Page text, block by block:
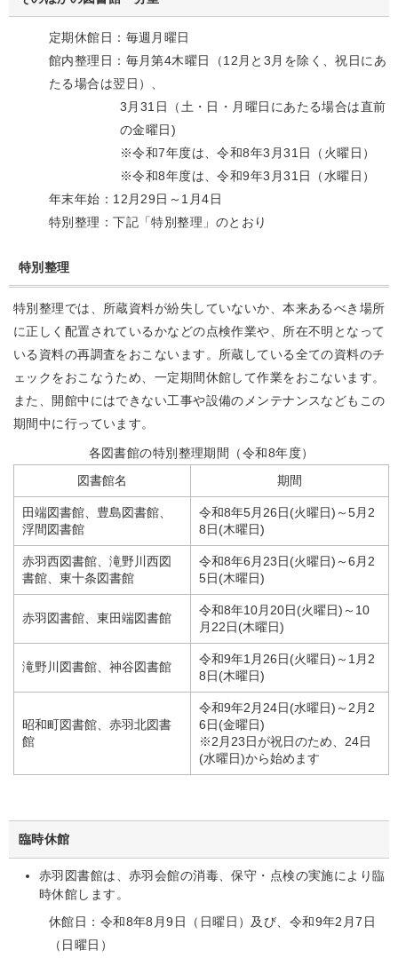
定期休館日：毎週月曜日
館内整理日：毎月第4木曜日（12月と3月を除く、祝日にあ
たる場合は翌日）、
3月31日（土・日・月曜日にあたる場合は直前
の金曜日)
※令和7年度は、令和8年3月31日（火曜日）
※令和8年度は、令和9年3月31日（水曜日）
年末年始：12月29日～1月4日
特別整理：下記「特別整理」のとおり
特別整理
特別整理では、所蔵資料が紛失していないか、本来あるべき場所
に正しく配置されているかなどの点検作業や、所在不明となって
いる資料の再調査をおこないます。所蔵している全ての資料のチ
ェックをおこなうため、一定期間休館して作業をおこないます。
また、開館中にはできない工事や設備のメンテナンスなどもこの
期間中に行っています。
各図書館の特別整理期間（令和8年度）
図書館名
期間
田端図書館、豊島図書館、
浮間図書館
令和8年5月26日(火曜日)～5月2
8日(木曜日)
赤羽西図書館、滝野川西図
書館、東十条図書館
令和8年6月23日(火曜日)～6月2
5日(木曜日)
赤羽図書館、東田端図書館
令和8年10月20日(火曜日)～10
月22日(木曜日)
滝野川図書館、神谷図書館
令和9年1月26日(火曜日)～1月2
8日(木曜日)
昭和町図書館、赤羽北図書
館
令和9年2月24日(水曜日)～2月2
6日(金曜日)
※2月23日が祝日のため、24日
(水曜日)から始めます
臨時休館
赤羽図書館は、赤羽会館の消毒、保守・点検の実施により臨
時休館します。
休館日：令和8年8月9日（日曜日）及び、令和9年2月7日
（日曜日）